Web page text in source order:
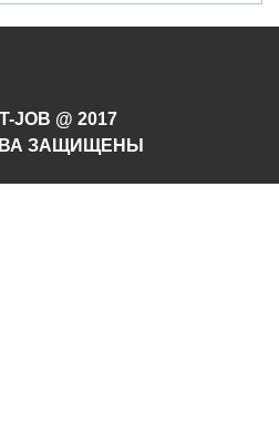
JOB @ 2017
ЗАЩИЩЕНЫ